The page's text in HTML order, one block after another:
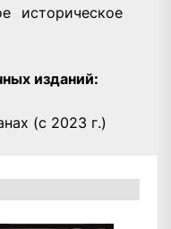
историческое
изданий:
(с 2023 г.)